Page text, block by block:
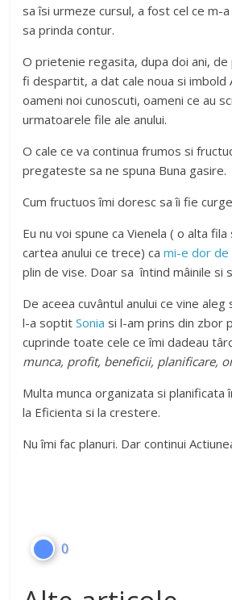
sa îsi urmeze cursul, a fost cel ce m-
sa prinda contur.
O prietenie regasita, dupa doi ani, de
fi despartit, a dat cale noua si imbold
oameni noi cunoscuti, oameni ce au
urmatoarele file ale anului.
O cale ce va continua frumos si
pregateste sa ne spuna Buna gasire.
Cum fructuos îmi doresc sa îi fie
Eu nu voi spune ca Vienela ( o alta
cartea anului ce trece) cami-e dor de
plin de vise. Doar sa întind mâinile si
De aceea cuvântul anului ce vine aleg
l-a soptitSonia si l-am prins din zbor
cuprinde toate cele ce îmi dadeau
munca, profit, beneficii, planificare,
Multa munca organizata si planificata
la Eficienta si la crestere.
Nu îmi fac planuri. Dar continui
0